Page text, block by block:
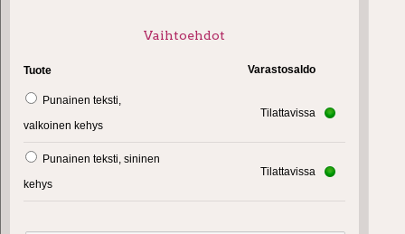
Vaihtoehdot
Tuote Varastosaldo
Punainen teksti,
valkoinen kehys
Tilattavissa
Punainen teksti, sininen
kehys
Tilattavissa